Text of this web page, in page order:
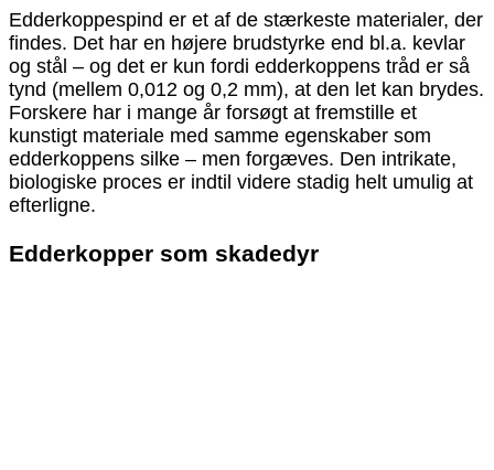
Edderkoppespind er et af de stærkeste materialer, der
findes. Det har en højere brudstyrke end bl.a. kevlar
og stål – og det er kun fordi edderkoppens tråd er så
tynd (mellem 0,012 og 0,2 mm), at den let kan brydes.
Forskere har i mange år forsøgt at fremstille et
kunstigt materiale med samme egenskaber som
edderkoppens silke – men forgæves. Den intrikate,
biologiske proces er indtil videre stadig helt umulig at
efterligne.
Edderkopper som skadedyr